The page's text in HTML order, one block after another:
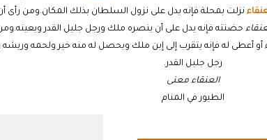
نزلت بمحلة فإنه يدل على نزول السلطان بذلك المكان.ومن رأى
حضنته فإنه يدل على أن ينصره ملك ورجل جليل القدر
أو أعطى له فإنه يتقرب إلى إبن ملك ويحصل له منه خير ولحمه
رجل جليل القدر.
العنقاء معنى
الطيور في المنام